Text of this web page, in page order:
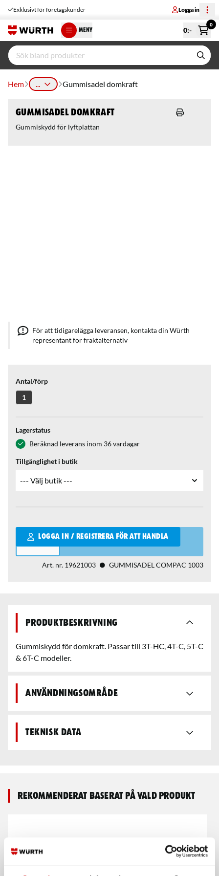
Exklusivt för företagskunder Logga in
MENY 0:-
0
Hem ... Gummisadel domkraft
Gummisadel domkraft
Gummiskydd för lyftplattan
För att tidigarelägga leveransen, kontakta din Würth
representant för fraktalternativ
Antal/förp
1
Lagerstatus
Beräknad leverans inom 36 vardagar
Tillgänglighet i butik
LOGGA IN / REGISTRERA FÖR ATT HANDLA
Qantity
Art. nr. 19621003 GUMMISADEL COMPAC 1003
Produktbeskrivning
Gummiskydd för domkraft. Passar till 3T-HC, 4T-C, 5T-C
& 6T-C modeller.
Användningsområde
Teknisk data
Rekommenderat baserat på vald produkt